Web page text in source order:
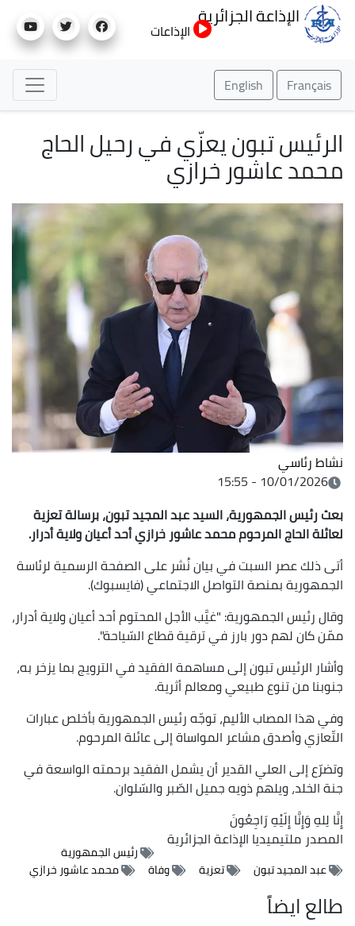
إلى
الإذاعة الجزائرية
الإذاعات
Français
English
الرئيس تبون يعزّي في رحيل الحاج
محمد عاشور خرازي
نشاط رئاسي
10/01/2026 - 15:55
بعث رئيس الجمهورية، السيد عبد المجيد تبون، برسالة تعزية
لعائلة الحاج المرحوم محمد عاشور خرازي أحد أعيان ولاية أدرار.
أتى ذلك عصر السبت في بيان نُشر على الصفحة الرسمية لرئاسة
الجمهورية بمنصة التواصل الاجتماعي (فايسبوك).
وقال رئيس الجمهورية: "غيَّب الأجل المحتوم أحد أعيان ولاية أدرار،
ممّن كان لهم دور بارز في ترقية قطاع السّياحة".
وأشار الرئيس تبون إلى مساهمة الفقيد في الترويج بما يزخر به،
جنوبنا من تنوع طبيعي ومعالم أثرية.
وفي هذا المصاب الأليم، توجّه رئيس الجمهورية بأخلص عبارات
التّعازي وأصدق مشاعر المواساة إلى عائلة المرحوم.
وتضرّع إلى العلي القدير أن يشمل الفقيد برحمته الواسعة في
جنة الخلد، ويلهم ذويه جميل الصّبر والسّلوان.
إِنَّا لِلهِ وَإِنَّا إِلَيْهِ رَاجِعُونَ
المصدرملتيميديا الإذاعة الجزائرية
رئيس الجمهورية
عبد المجيد تبون
تعزية وفاة محمد عاشور خرازي
طالع ايضاً